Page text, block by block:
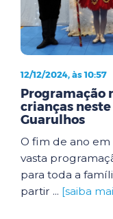
12/12/2024, às 10:57
Programação
crianças
Guarulhos
O fim de ano
vasta
para toda a
partir ... [saiba